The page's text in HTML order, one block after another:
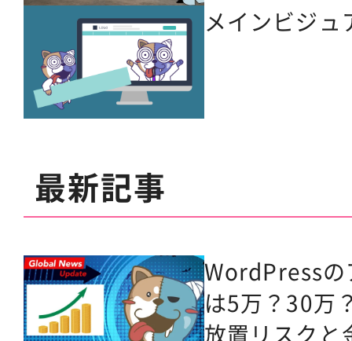
メインビジュ
最新記事
WordPressの
は5万？30万
放置リスクと